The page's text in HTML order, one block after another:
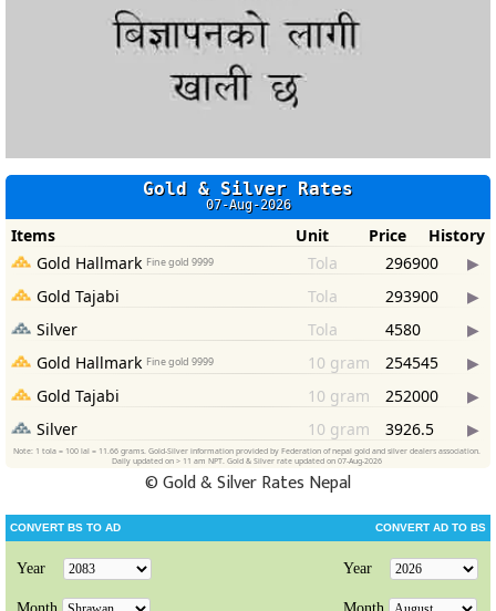
©Gold & Silver Rates Nepal